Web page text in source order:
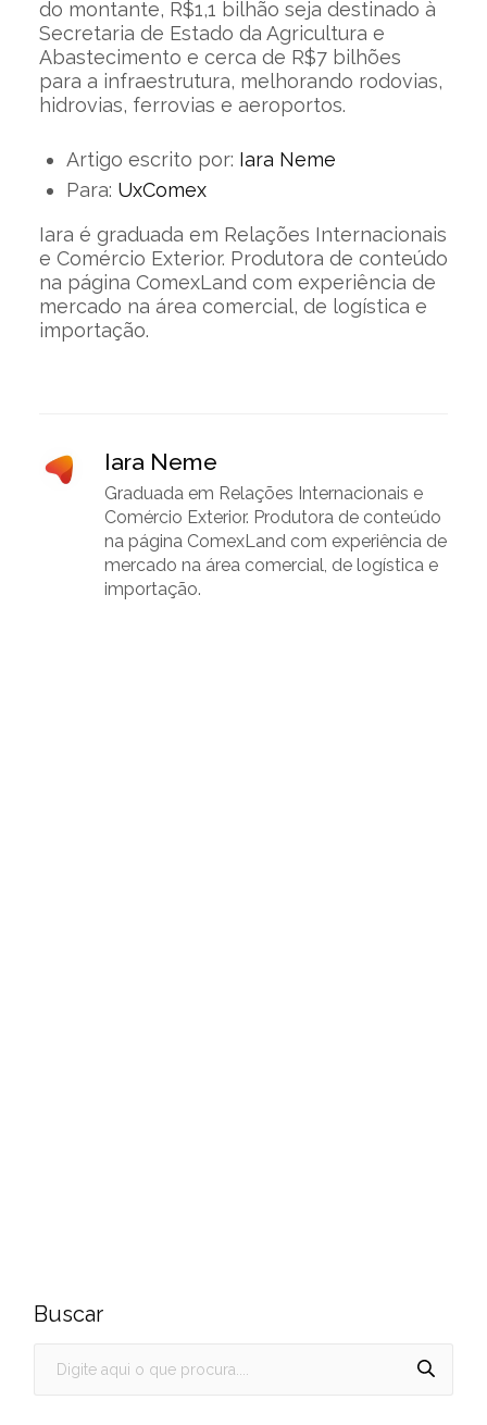
do montante, R$1,1 bilhão seja destinado à
Secretaria de Estado da Agricultura e
Abastecimento e cerca de R$7 bilhões
para a infraestrutura, melhorando rodovias,
hidrovias, ferrovias e aeroportos.
Artigo escrito por: Iara Neme
Para: UxComex
Iara é graduada em Relações Internacionais
e Comércio Exterior. Produtora de conteúdo
na página ComexLand com experiência de
mercado na área comercial, de logística e
importação.
Iara Neme
Graduada em Relações Internacionais e
Comércio Exterior. Produtora de conteúdo
na página ComexLand com experiência de
mercado na área comercial, de logística e
importação.
Buscar